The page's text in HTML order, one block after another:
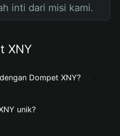
inti dari misi kami.
XNY
Dompet XNY?
unik?